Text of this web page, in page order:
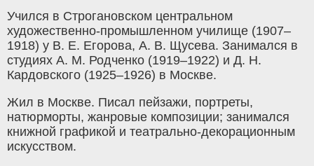
Учился в Строгановском центральном
художественно-промышленном училище (1907–
1918) у В. Е. Егорова, А. В. Щусева. Занимался в
студиях А. М. Родченко (1919–1922) и Д. Н.
Кардовского (1925–1926) в Москве.
Жил в Москве. Писал пейзажи, портреты,
натюрморты, жанровые композиции; занимался
книжной графикой и театрально-декорационным
искусством.